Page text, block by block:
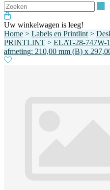
Uw winkelwagen is leeg!
Home > Labels en Printlint >
PRINTLINT > ELAT-28-747W-
afmeting: 210,00 mm (B) x